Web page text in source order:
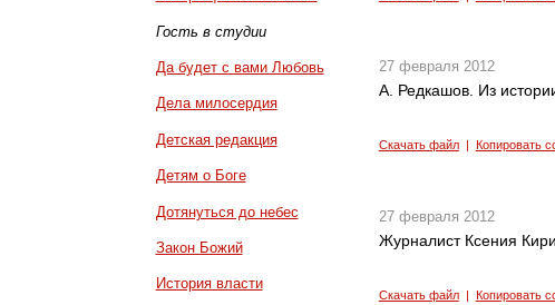
Гость в студии
Да будет с вами Любовь
Дела милосердия
Детская редакция
Детям о Боге
Дотянуться до небес
Закон Божий
История власти
27 февраля 2012
А. Редкашов. Из
Скачать файл| Копировать
27 февраля 2012
Журналист Ксения
Скачать файл| Копировать